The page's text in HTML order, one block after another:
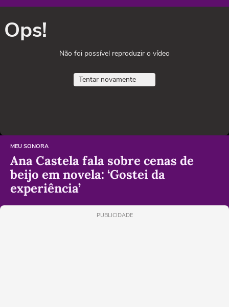
Ops!
Não foi possível reproduzir o vídeo
Tentar novamente
MEU SONORA
Ana Castela fala sobre cenas de
beijo em novela: ‘Gostei da
experiência’
PUBLICIDADE